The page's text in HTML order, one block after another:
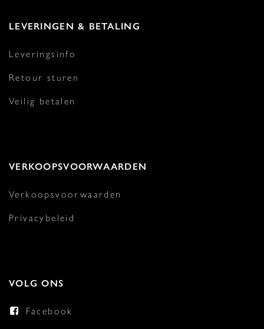
LEVERINGEN & BETALING
Leveringsinfo
Retour sturen
Veilig betalen
VERKOOPSVOORWAARDEN
Verkoopsvoorwaarden
Privacybeleid
VOLG ONS
Facebook